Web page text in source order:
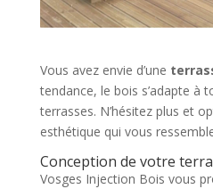
Vous avez envie d’une
tendance, le bois s’adapte à
terrasses. N’hésitez plus et
esthétique qui vous
Conception de votre
Vosges Injection Bois vous